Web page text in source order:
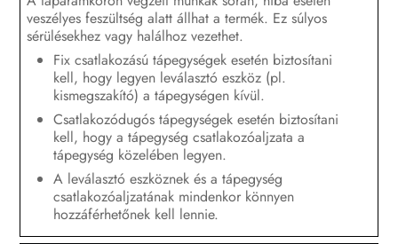
veszélyes feszültség alatt állhat a termék. Ez súlyos
sérülésekhez vagy halálhoz vezethet.
Fix csatlakozású tápegységek esetén biztosítani
kell, hogy legyen leválasztó eszköz (pl.
kismegszakító) a tápegységen kívül.
Csatlakozódugós tápegységek esetén biztosítani
kell, hogy a tápegység csatlakozóaljzata a
tápegység közelében legyen.
A leválasztó eszköznek és a tápegység
csatlakozóaljzatának mindenkor könnyen
hozzáférhetőnek kell lennie.
Üzembe helyezés
Kezelés
Hibakeresés
A termék üzemen kívül helyezése
Műszaki adatok
Tartozékok
Kapcsolat